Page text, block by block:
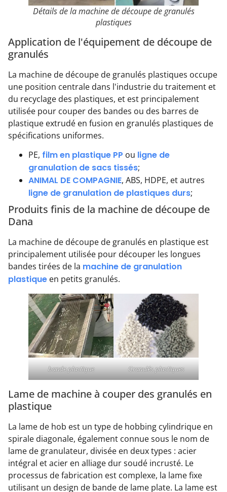
Détails de la machine de découpe de granulés
plastiques
Application de l'équipement de découpe de
granulés
La machine de découpe de granulés plastiques occupe
une position centrale dans l'industrie du traitement et
du recyclage des plastiques, et est principalement
utilisée pour couper des bandes ou des barres de
plastique extrudé en fusion en granulés plastiques de
spécifications uniformes.
PE, film en plastique PP ou ligne de
granulation de sacs tissés;
ANIMAL DE COMPAGNIE, ABS, HDPE, et autres
ligne de granulation de plastiques durs;
Produits finis de la machine de découpe de
Dana
La machine de découpe de granulés en plastique est
principalement utilisée pour découper les longues
bandes tirées de la machine de granulation
plastique en petits granulés.
bande plastique Granulés plastiques
Lame de machine à couper des granulés en
plastique
La lame de hob est un type de hobbing cylindrique en
spirale diagonale, également connue sous le nom de
lame de granulateur, divisée en deux types : acier
intégral et acier en alliage dur soudé incrusté. Le
processus de fabrication est complexe, la lame fixe
utilisant un design de bande de lame plate. La lame est